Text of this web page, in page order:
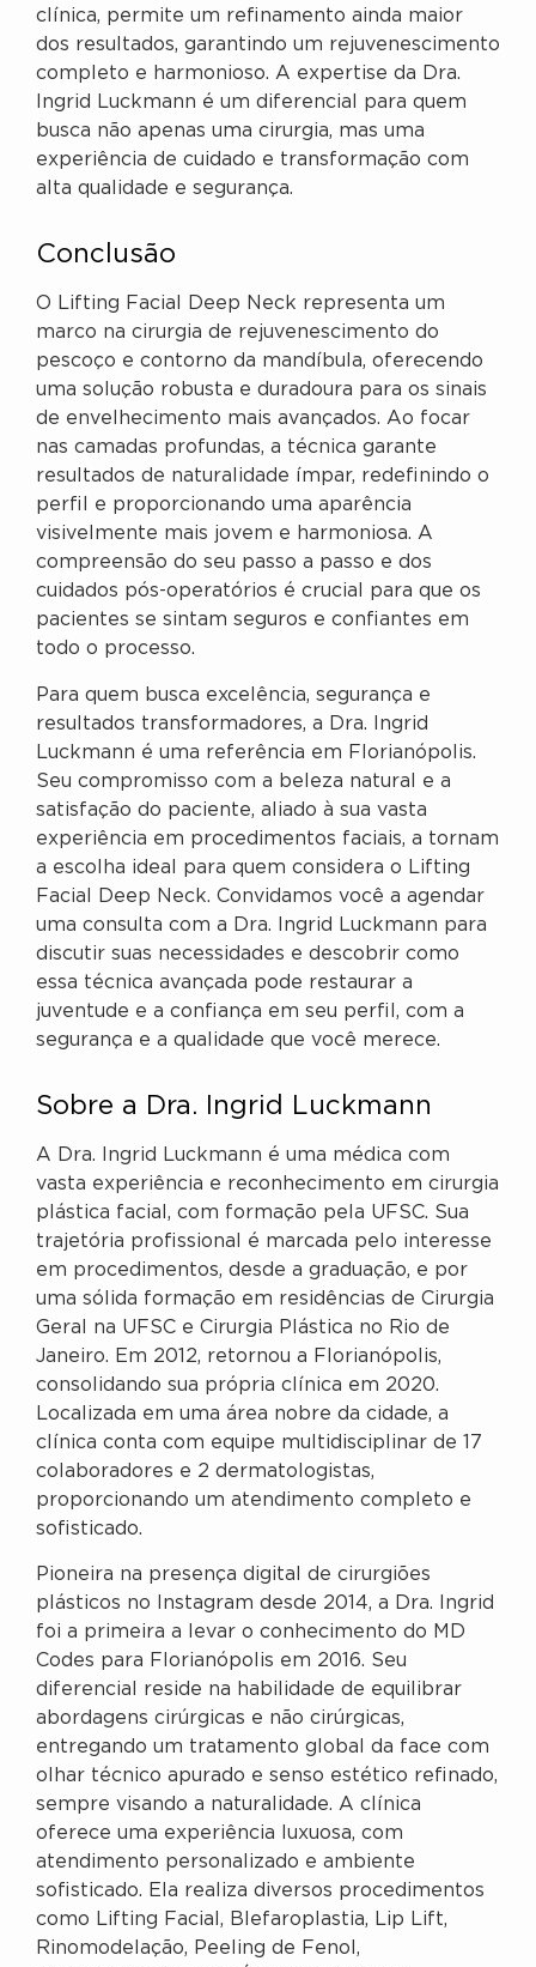
clínica, permite um refinamento ainda maior
dos resultados, garantindo um rejuvenescimento
completo e harmonioso. A expertise da Dra.
Ingrid Luckmann é um diferencial para quem
busca não apenas uma cirurgia, mas uma
experiência de cuidado e transformação com
alta qualidade e segurança.
Conclusão
O Lifting Facial Deep Neck representa um
marco na cirurgia de rejuvenescimento do
pescoço e contorno da mandíbula, oferecendo
uma solução robusta e duradoura para os sinais
de envelhecimento mais avançados. Ao focar
nas camadas profundas, a técnica garante
resultados de naturalidade ímpar, redefinindo o
perfil e proporcionando uma aparência
visivelmente mais jovem e harmoniosa. A
compreensão do seu passo a passo e dos
cuidados pós-operatórios é crucial para que os
pacientes se sintam seguros e confiantes em
todo o processo.
Para quem busca excelência, segurança e
resultados transformadores, a Dra. Ingrid
Luckmann é uma referência em Florianópolis.
Seu compromisso com a beleza natural e a
satisfação do paciente, aliado à sua vasta
experiência em procedimentos faciais, a tornam
a escolha ideal para quem considera o Lifting
Facial Deep Neck. Convidamos você a agendar
uma consulta com a Dra. Ingrid Luckmann para
discutir suas necessidades e descobrir como
essa técnica avançada pode restaurar a
juventude e a confiança em seu perfil, com a
segurança e a qualidade que você merece.
Sobre a Dra. Ingrid Luckmann
A Dra. Ingrid Luckmann é uma médica com
vasta experiência e reconhecimento em cirurgia
plástica facial, com formação pela UFSC. Sua
trajetória profissional é marcada pelo interesse
em procedimentos, desde a graduação, e por
uma sólida formação em residências de Cirurgia
Geral na UFSC e Cirurgia Plástica no Rio de
Janeiro. Em 2012, retornou a Florianópolis,
consolidando sua própria clínica em 2020.
Localizada em uma área nobre da cidade, a
clínica conta com equipe multidisciplinar de 17
colaboradores e 2 dermatologistas,
proporcionando um atendimento completo e
sofisticado.
Pioneira na presença digital de cirurgiões
plásticos no Instagram desde 2014, a Dra. Ingrid
foi a primeira a levar o conhecimento do MD
Codes para Florianópolis em 2016. Seu
diferencial reside na habilidade de equilibrar
abordagens cirúrgicas e não cirúrgicas,
entregando um tratamento global da face com
olhar técnico apurado e senso estético refinado,
sempre visando a naturalidade. A clínica
oferece uma experiência luxuosa, com
atendimento personalizado e ambiente
sofisticado. Ela realiza diversos procedimentos
como Lifting Facial, Blefaroplastia, Lip Lift,
Rinomodelação, Peeling de Fenol,